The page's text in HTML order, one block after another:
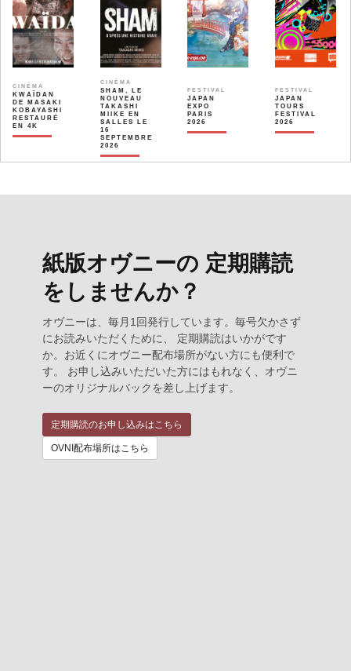
CINÉMA
KWAÏDAN
DE MASAKI
KOBAYASHI
RESTAURÉ
EN 4K
CINÉMA
SHAM, LE
NOUVEAU
TAKASHI
MIIKE EN
SALLES LE
16
SEPTEMBRE
2026
FESTIVAL
JAPAN
EXPO
PARIS
2026
FESTIVAL
JAPAN
TOURS
FESTIVAL
2026
紙版オヴニーの 定期購読
をしませんか？
オヴニーは、毎月1回発行しています。毎号欠かさず
にお読みいただくために、 定期購読はいかがです
か。お近くにオヴニー配布場所がない方にも便利で
す。 お申し込みいただいた方にはもれなく、オヴニ
ーのオリジナルバックを差し上げます。
定期購読のお申し込みはこちら
OVNI配布場所はこちら